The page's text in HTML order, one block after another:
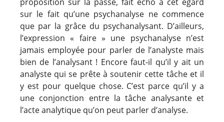
sur le fait qu’une psychanalyse ne commence
que par la grâce du psychanalysant. D’ailleurs,
l’expression « faire » une psychanalyse n’est
jamais employée pour parler de l’analyste mais
bien de l’analysant ! Encore faut-il qu’il y ait un
analyste qui se prête à soutenir cette tâche et il
y est pour quelque chose. C’est parce qu’il y a
une conjonction entre la tâche analysante et
l’acte analytique qu’on peut parler d’analyse.